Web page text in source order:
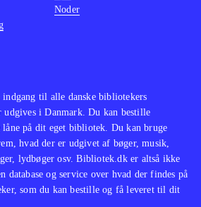
til alle danske bibliotekers
i Danmark. Du kan bestille
låne på dit eget bibliotek. Du kan bruge
hvad der er udgivet af bøger, musik,
lydbøger osv. Bibliotek.dk er altså ikke
database og service over hvad der findes på
som du kan bestille og få leveret til dit
Noder